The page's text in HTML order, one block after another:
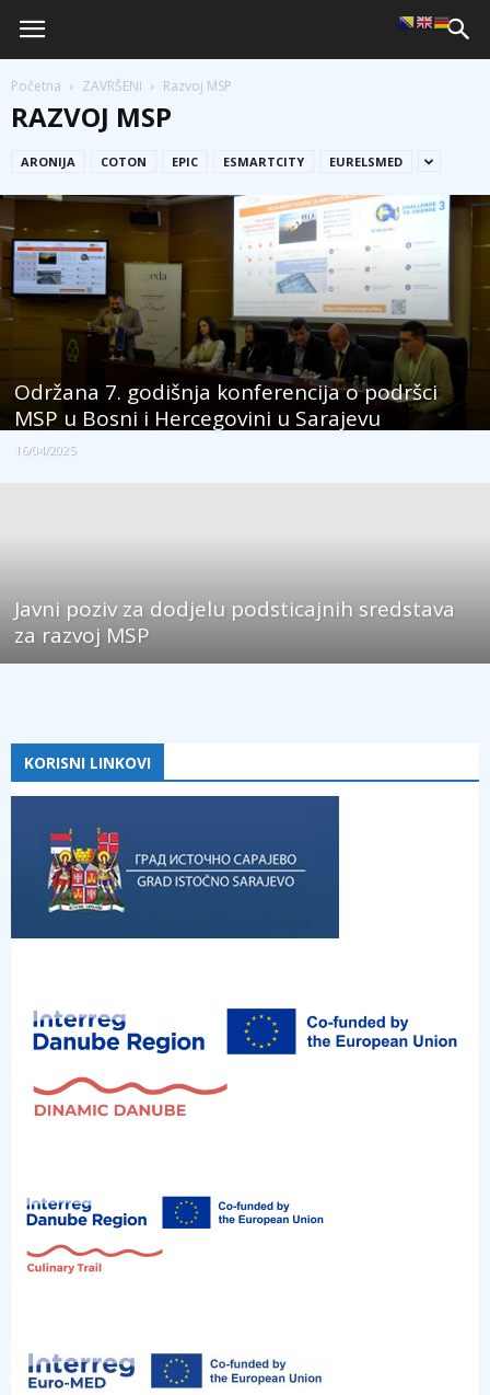
Početna ZAVRŠENI Razvoj MSP
RAZVOJ MSP
ARONIJA COTON EPIC ESMARTCITY EURELSMED
Održana 7. godišnja konferencija o podršci
MSP u Bosni i Hercegovini u Sarajevu
16/04/2025
Javni poziv za dodjelu podsticajnih sredstava
za razvoj MSP
KORISNI LINKOVI